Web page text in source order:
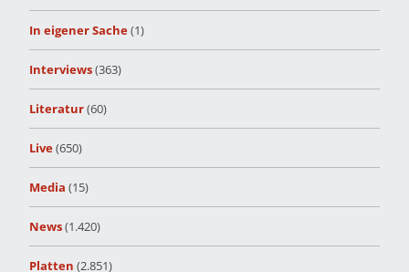
In eigener Sache(1)
Interviews(363)
Literatur(60)
Live(650)
Media (15)
News(1.420)
Platten (2.851)